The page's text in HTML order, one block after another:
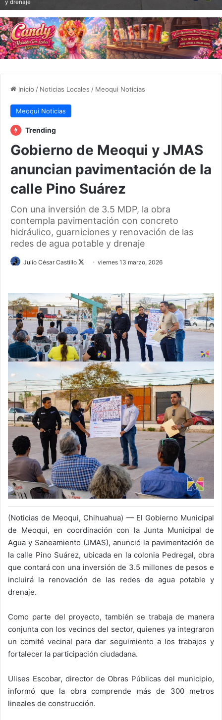
y drenaje
Inicio / Noticias Locales / Meoqui Noticias
Meoqui Noticias
Trending
Gobierno de Meoqui y JMAS
anuncian pavimentación de la
calle Pino Suárez
Con una inversión de 3.5 MDP, la obra
contempla pavimentación con concreto
hidráulico, guarniciones y renovación de las
redes de agua potable y drenaje
Julio César Castillo
Followviernes 13 marzo, 2026
(Noticias de Meoqui, Chihuahua) — El Gobierno Municipal
de Meoqui, en coordinación con la Junta Municipal de
Agua y Saneamiento (JMAS), anunció la pavimentación de
la calle Pino Suárez, ubicada en la colonia Pedregal, obra
que contará con una inversión de 3.5 millones de pesos e
incluirá la renovación de las redes de agua potable y
drenaje.
Como parte del proyecto, también se trabaja de manera
conjunta con los vecinos del sector, quienes ya integraron
un comité vecinal para dar seguimiento a los trabajos y
fortalecer la participación ciudadana.
Ulises Escobar, director de Obras Públicas del municipio,
informó que la obra comprende más de 300 metros
lineales de construcción.